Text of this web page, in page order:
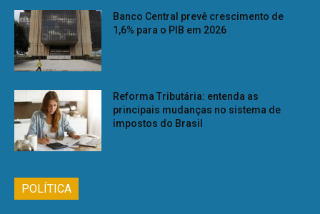
Banco Central prevê crescimento de
1,6% para o PIB em 2026
Reforma Tributária: entenda as
principais mudanças no sistema de
impostos do Brasil
POLÍTICA